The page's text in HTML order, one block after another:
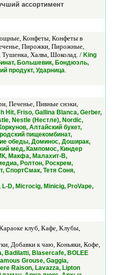
ассортимент
Конфеты, Конфеты в
Пирожки, Пирожные,
Халва, Шоколад. / King
Большевик, Бондюэль,
продукт, Ударница.
Печенье, Пивные снэки,
Hit, Friso, Gallina Blanca, Gerber,
Nestle (Нестле), Nordic,
Алтайский букет,
пищекомбинат,
обеды, Доминос, Доширак,
мед, Кампомос, Киндер
Макфа, Малахит-В,
Ролтон, Роскрем,
СпортСмак, Тетя Соня,
D, Microcig, Minicig, ProVape,
клуб, Кафе, Клубы,
Добавки к чаю, Коньяки, Кофе,
Badilatti, Blasercafe, BOLEE
Grouse, Gaggia,
Raison, Lavazza, Lipton